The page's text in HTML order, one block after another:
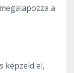
a
képzeld el,